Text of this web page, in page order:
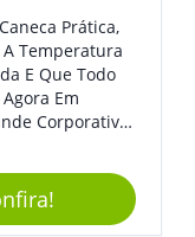
Prática,
Temperatura
E Que Todo
Em
Corporativo
Muito Estilo E
Mais
E Feiras